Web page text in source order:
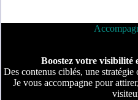
Boostez votre visibilité
Des contenus ciblés, une stratégie
Je vous accompagne pour